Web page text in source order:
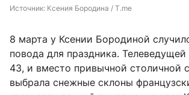
Источник: Ксения Бородина / T.me
8 марта у Ксении Бородиной
повода для праздника. Телеведущей
43, и вместо привычной столичной
выбрала снежные склоны